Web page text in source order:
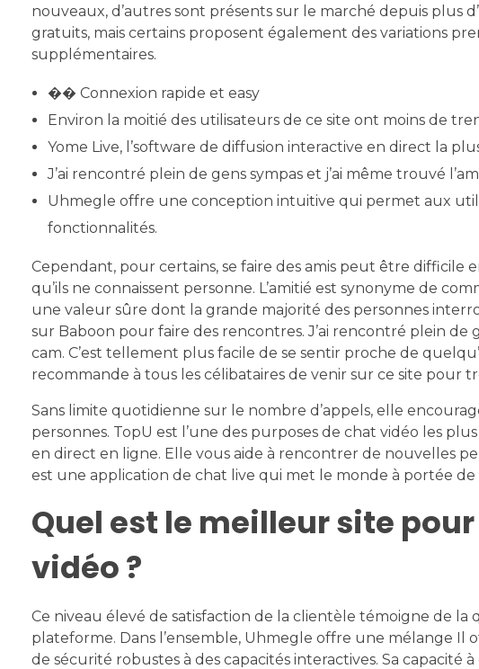
nouveaux, d’autres sont présents sur le marché depuis plus
gratuits, mais certains proposent également des variations
supplémentaires.
�� Connexion rapide et easy
Environ la moitié des utilisateurs de ce site ont moins de
Yome Live, l’software de diffusion interactive en direct la
J’ai rencontré plein de gens sympas et j’ai même trouvé
Uhmegle offre une conception intuitive qui permet aux
fonctionnalités.
Cependant, pour certains, se faire des amis peut être
qu’ils ne connaissent personne. L’amitié est synonyme de
une valeur sûre dont la grande majorité des personnes
sur Baboon pour faire des rencontres. J’ai rencontré plein de
cam. C’est tellement plus facile de se sentir proche de
recommande à tous les célibataires de venir sur ce site pour
Sans limite quotidienne sur le nombre d’appels, elle
personnes. TopU est l’une des purposes de chat vidéo les
en direct en ligne. Elle vous aide à rencontrer de nouvelles
est une application de chat live qui met le monde à portée de
Quel est le meilleur site
vidéo ?
Ce niveau élevé de satisfaction de la clientèle témoigne de
plateforme. Dans l’ensemble, Uhmegle offre une mélange
de sécurité robustes à des capacités interactives. Sa capacité